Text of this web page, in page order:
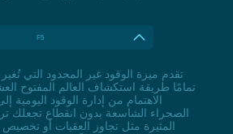
F5
تمامًا طريقة استكشاف العالم المفتوح
الاهتمام من إدارة الوقود
الصحراء الشاسعة بدون انقطاع تجعلك
المثيرة مثل تجاوز العقبات أو